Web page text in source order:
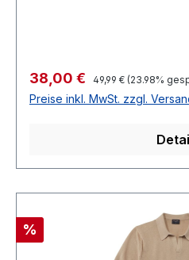
40 % Viscose30°
95
Verkaufspreis:
38,00 € Regulärer Preis:
49,99 € (23.98%
Preise inkl. MwSt. zzgl.
Rabatt
%